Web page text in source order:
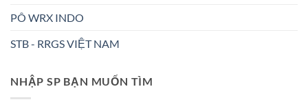
PÔ WRX INDO
STB - RRGS VIỆT NAM
NHẬP SP BẠN MUỐN TÌM